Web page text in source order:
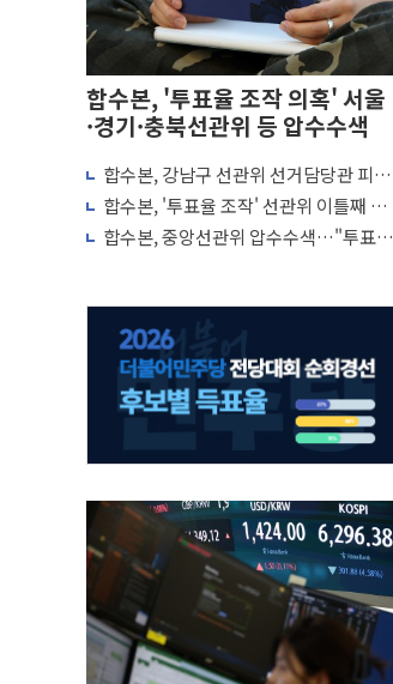
합수본, '투표율 조작 의혹' 서울
·경기·충북선관위 등 압수수색
합수본, 강남구 선관위 선거담당관 피의
자 조사
합수본, '투표율 조작' 선관위 이틀째 압
색…선관위 직원 메신저 영장은 기각
합수본, 중앙선관위 압수수색…"투표율